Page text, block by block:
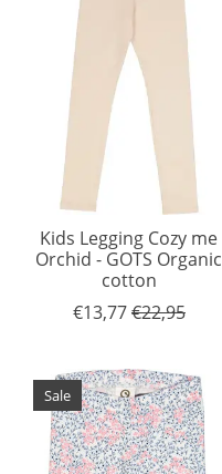
Kids Legging Cozy me
Orchid - GOTS Organic
cotton
€13,77€22,95
Sale